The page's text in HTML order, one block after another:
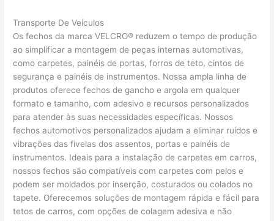
Transporte De Veículos
Os fechos da marca VELCRO® reduzem o tempo de produção
ao simplificar a montagem de peças internas automotivas,
como carpetes, painéis de portas, forros de teto, cintos de
segurança e painéis de instrumentos. Nossa ampla linha de
produtos oferece fechos de gancho e argola em qualquer
formato e tamanho, com adesivo e recursos personalizados
para atender às suas necessidades específicas. Nossos
fechos automotivos personalizados ajudam a eliminar ruídos e
vibrações das fivelas dos assentos, portas e painéis de
instrumentos. Ideais para a instalação de carpetes em carros,
nossos fechos são compatíveis com carpetes com pelos e
podem ser moldados por inserção, costurados ou colados no
tapete. Oferecemos soluções de montagem rápida e fácil para
tetos de carros, com opções de colagem adesiva e não